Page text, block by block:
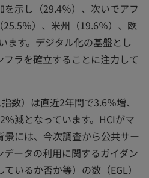
示し（29.4％）、次いでアフ
％）、米州（19.6％）、欧
ます。デジタル化の基盤とし
ラを確立することに注力して
数）は直近2年間で3.6％増、
減となっています。HCIがマ
には、今次調査から公共サー
ータの利用に関するガイダン
いるか否か等）の数（EGL）